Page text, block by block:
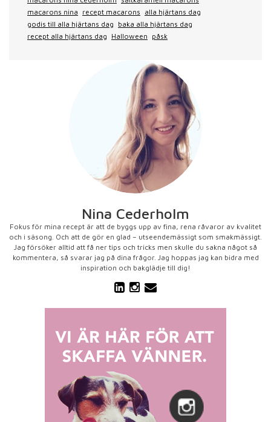
macarons nina recept macarons alla hjärtans dag
godis till alla hjärtans dag baka alla hjärtans dag
recept alla hjärtans dag Halloween påsk
Nina Cederholm
Fokus för mina recept är att de byggs upp av fina, rena råvaror av kvalitet
och i säsong. Och att de gör en glad – utseendemässigt som smakmässigt.
Jag försöker alltid att få ner tips och tricks men skulle du sakna något så
kommentera, så svarar jag på dina frågor. Jag hoppas jag kan bidra med
inspiration och bakglädje till dig!